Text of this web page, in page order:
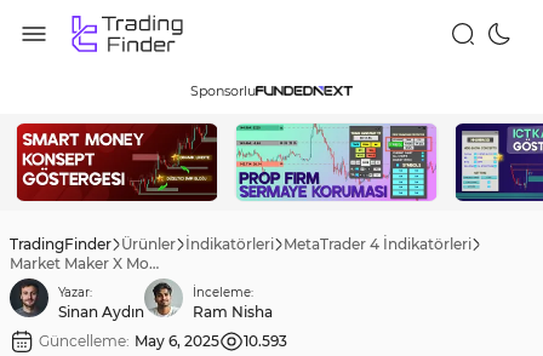
Sponsorlu
TradingFinder Ürünler İndikatörleri MetaTrader 4 İndikatörleri
Market Maker X Model (MMXM) Göstergesini MT4 için İndirme - Ücretsiz - [TradingFinder]
Yazar:
Sinan Aydın
İnceleme:
Ram Nisha
Güncelleme: May 6, 2025 10.593